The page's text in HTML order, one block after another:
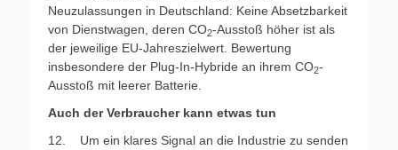
Neuzulassungen in Deutschland: Keine Absetzbarkeit
von Dienstwagen, deren CO2-Ausstoß höher ist als
der jeweilige EU-Jahreszielwert. Bewertung
insbesondere der Plug-In-Hybride an ihrem CO2-
Ausstoß mit leerer Batterie.
Auch der Verbraucher kann etwas tun
12. Um ein klares Signal an die Industrie zu senden